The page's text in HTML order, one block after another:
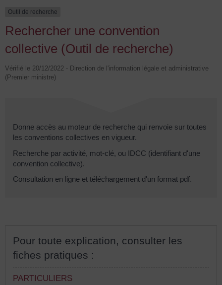
Outil de recherche
Rechercher une convention
collective (Outil de recherche)
Vérifié le 20/12/2022 - Direction de l'information légale et administrative
(Premier ministre)
Donne accès au moteur de recherche qui renvoie sur toutes
les conventions collectives en vigueur.
Recherche par activité, mot-clé, ou IDCC (identifiant d'une
convention collective).
Consultation en ligne et téléchargement d'un format pdf.
Pour toute explication, consulter les
fiches pratiques :
PARTICULIERS